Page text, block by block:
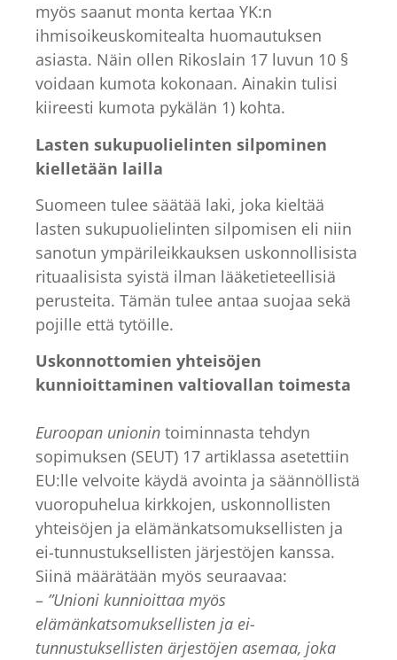
myös saanut monta kertaa YK:n
ihmisoikeuskomitealta huomautuksen
asiasta. Näin ollen Rikoslain 17 luvun 10 §
voidaan kumota kokonaan. Ainakin tulisi
kiireesti kumota pykälän 1) kohta.
Lasten sukupuolielinten silpominen
kielletään lailla
Suomeen tulee säätää laki, joka kieltää
lasten sukupuolielinten silpomisen eli niin
sanotun ympärileikkauksen uskonnollisista
rituaalisista syistä ilman lääketieteellisiä
perusteita. Tämän tulee antaa suojaa sekä
pojille että tytöille.
Uskonnottomien yhteisöjen
kunnioittaminen valtiovallan toimesta
Euroopan unionin toiminnasta tehdyn
sopimuksen (SEUT) 17 artiklassa asetettiin
EU:lle velvoite käydä avointa ja säännöllistä
vuoropuhelua kirkkojen, uskonnollisten
yhteisöjen ja elämänkatsomuksellisten ja
ei-tunnustuksellisten järjestöjen kanssa.
Siinä määrätään myös seuraavaa:
– ”Unioni kunnioittaa myös
elämänkatsomuksellisten ja ei-
tunnustuksellisten ärjestöjen asemaa, joka